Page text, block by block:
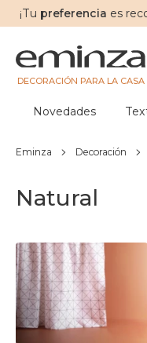
¡Tu preferencia es
DECORACIÓN PARA LA CASA
Novedades
Eminza Decoración
Natural